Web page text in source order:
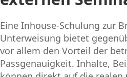
Eine Inhouse-Schulung zur
Unterweisung bietet
vor allem den Vorteil der
Passgenauigkeit. Inhalte,